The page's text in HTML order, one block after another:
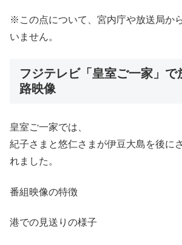
※この点について、宮内庁や放送局か
いません。
フジテレビ「皇室ご一家」で
路映像
皇室ご一家では、
紀子さまと悠仁さまが伊豆大島を後に
れました。
番組映像の特徴
港での見送りの様子